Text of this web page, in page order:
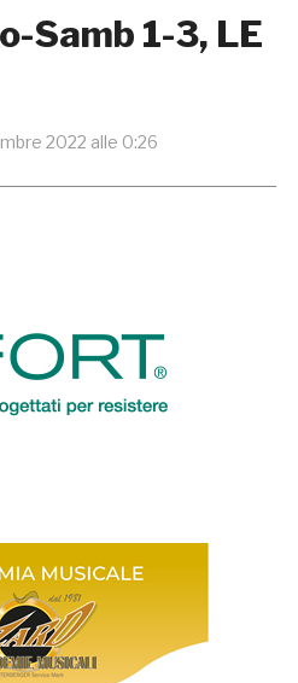
Samb 1-3, LE
2022 alle 0:26